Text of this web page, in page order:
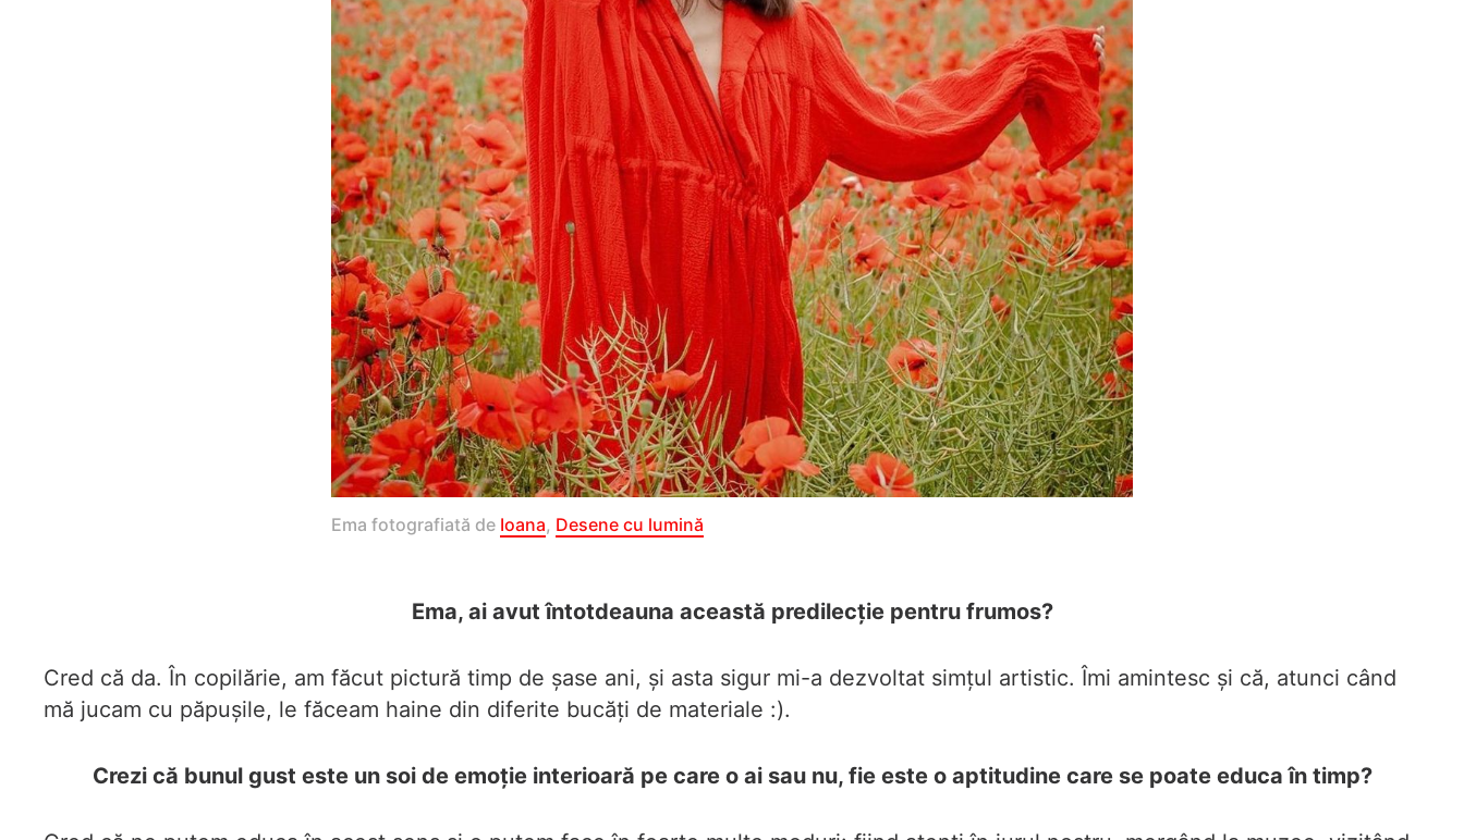
Ema fotografiată de Ioana, Desene cu lumină
Ema, ai avut întotdeauna această predilecție pentru frumos?
Cred că da. În copilărie, am făcut pictură timp de șase ani, și asta sigur mi-a dezvoltat simțul artistic. Îmi amintesc și că, atunci când
mă jucam cu păpușile, le făceam haine din diferite bucăți de materiale :).
Crezi că bunul gust este un soi de emoție interioară pe care o ai sau nu, fie este o aptitudine care se poate educa în timp?